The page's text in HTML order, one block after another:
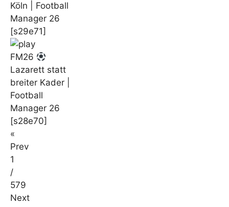
Köln | Football
Manager 26
[s29e71]
FM26
Lazarett statt
breiter Kader |
Football
Manager 26
[s28e70]
«
Prev
1
/
579
Next